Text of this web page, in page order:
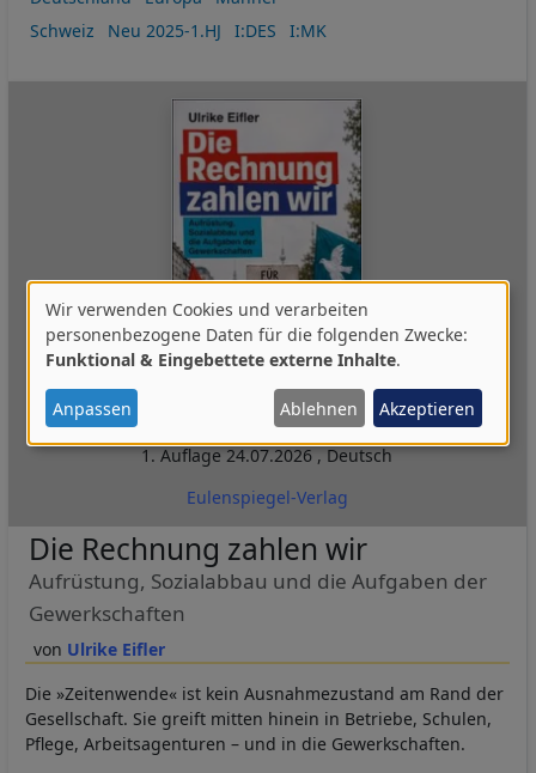
Schweiz
Neu 2025-1.HJ I:DES I:MK
1. Auflage24.07.2026 , Deutsch
Eulenspiegel-Verlag
Ulrike Eifler
Die Rechnung zahlen wir
Aufrüstung, Sozialabbau und die Aufgaben der
Gewerkschaften
Die »Zeitenwende« ist kein Ausnahmezustand am Rand der
Gesellschaft. Sie greift mitten hinein in Betriebe, Schulen,
Pflege, Arbeitsagenturen – und in die Gewerkschaften.
Verwendung
von
personenbezogenen
Daten
Wir verwenden Cookies und verarbeiten
personenbezogene Daten für die folgenden Zwecke:
Funktional & Eingebettete externe Inhalte.
Anpassen Ablehnen Akzeptieren